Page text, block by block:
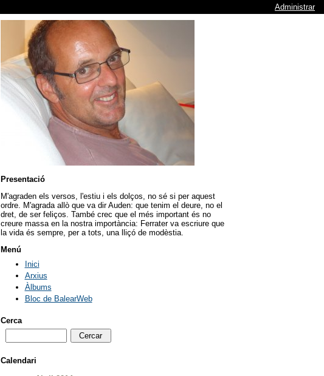
Administrar
Presentació
M'agraden els versos, l'estiu i els dolços, no sé si per aquest
ordre. M'agrada allò que va dir Auden: que tenim el deure, no el
dret, de ser feliços. També crec que el més important és no
creure massa en la nostra importància: Ferrater va escriure que
la vida és sempre, per a tots, una lliçó de modèstia.
Menú
Inici
Arxius
Àlbums
Bloc de BalearWeb
Cerca
Calendari